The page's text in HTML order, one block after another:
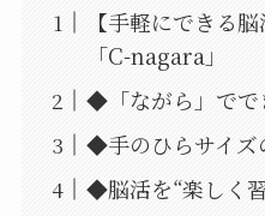
【手軽にできる
「C-nagara」
◆「ながら」でで
◆手のひらサイズ
◆脳活を“楽しく